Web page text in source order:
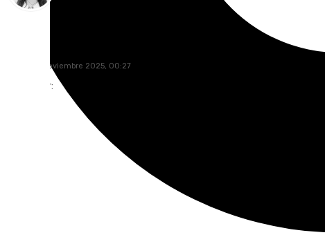
martes, 4 noviembre 2025, 00:27
Compartir: